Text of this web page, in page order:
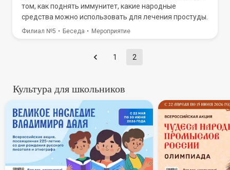
том, как поднять иммунитет, какие народные
средства можно использовать для лечения простуды.
Филиал №5 Беседа Мероприятие
1 2
Культура для школьников
В России стартует